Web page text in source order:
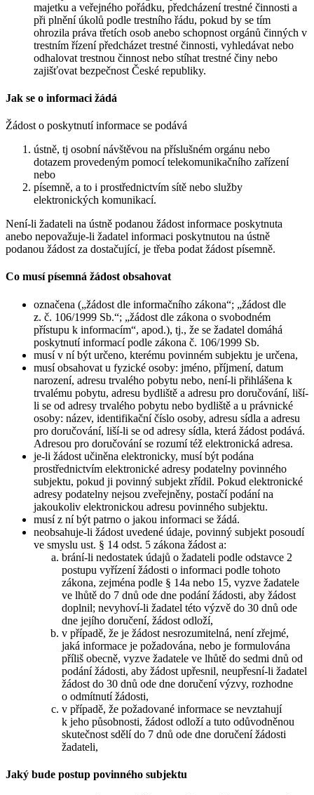
majetku a veřejného pořádku, předcházení trestné činnosti a
při plnění úkolů podle trestního řádu, pokud by se tím
ohrozila práva třetích osob anebo schopnost orgánů činných v
trestním řízení předcházet trestné činnosti, vyhledávat nebo
odhalovat trestnou činnost nebo stíhat trestné činy nebo
zajišťovat bezpečnost České republiky.
Jak se o informaci žádá
Žádost o poskytnutí informace se podává
ústně, tj osobní návštěvou na příslušném orgánu nebo
dotazem provedeným pomocí telekomunikačního zařízení
nebo
písemně, a to i prostřednictvím sítě nebo služby
elektronických komunikací.
Není-li žadateli na ústně podanou žádost informace poskytnuta
anebo nepovažuje-li žadatel informaci poskytnutou na ústně
podanou žádost za dostačující, je třeba podat žádost písemně.
Co musí písemná žádost obsahovat
označena („žádost dle informačního zákona“; „žádost dle
z. č. 106/1999 Sb.“; „žádost dle zákona o svobodném
přístupu k informacím“, apod.), tj., že se žadatel domáhá
poskytnutí informací podle zákona č. 106/1999 Sb.
musí v ní být určeno, kterému povinném subjektu je určena,
musí obsahovat u fyzické osoby: jméno, příjmení, datum
narození, adresu trvalého pobytu nebo, není-li přihlášena k
trvalému pobytu, adresu bydliště a adresu pro doručování, liší-
li se od adresy trvalého pobytu nebo bydliště a u právnické
osoby: název, identifikační číslo osoby, adresu sídla a adresu
pro doručování, liší-li se od adresy sídla, která žádost podává.
Adresou pro doručování se rozumí též elektronická adresa.
je-li žádost učiněna elektronicky, musí být podána
prostřednictvím elektronické adresy podatelny povinného
subjektu, pokud ji povinný subjekt zřídil. Pokud elektronické
adresy podatelny nejsou zveřejněny, postačí podání na
jakoukoliv elektronickou adresu povinného subjektu.
musí z ní být patrno o jakou informaci se žádá.
neobsahuje-li žádost uvedené údaje, povinný subjekt posoudí
ve smyslu ust. § 14 odst. 5 zákona žádost a:
brání-li nedostatek údajů o žadateli podle odstavce 2
postupu vyřízení žádosti o informaci podle tohoto
zákona, zejména podle § 14a nebo 15, vyzve žadatele
ve lhůtě do 7 dnů ode dne podání žádosti, aby žádost
doplnil; nevyhoví-li žadatel této výzvě do 30 dnů ode
dne jejího doručení, žádost odloží,
v případě, že je žádost nesrozumitelná, není zřejmé,
jaká informace je požadována, nebo je formulována
příliš obecně, vyzve žadatele ve lhůtě do sedmi dnů od
podání žádosti, aby žádost upřesnil, neupřesní-li žadatel
žádost do 30 dnů ode dne doručení výzvy, rozhodne
o odmítnutí žádosti,
v případě, že požadované informace se nevztahují
k jeho působnosti, žádost odloží a tuto odůvodněnou
skutečnost sdělí do 7 dnů ode dne doručení žádosti
žadateli,
Jaký bude postup povinného subjektu